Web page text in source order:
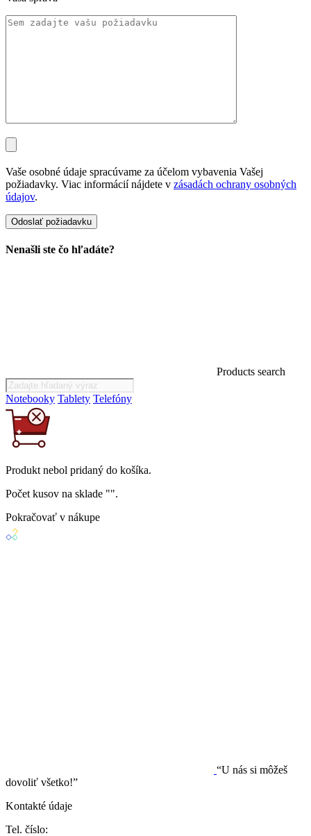
Vaše osobné údaje spracúvame za účelom vybavenia Vašej
požiadavky. Viac informácií nájdete v zásadách ochrany osobných
údajov.
Nenašli ste čo hľadáte?
Products search
Notebooky Tablety Telefóny
Produkt nebol pridaný do košíka.
Počet kusov na sklade "".
Pokračovať v nákupe
“U nás si môžeš
dovoliť všetko!”
Kontakté údaje
Tel. číslo: